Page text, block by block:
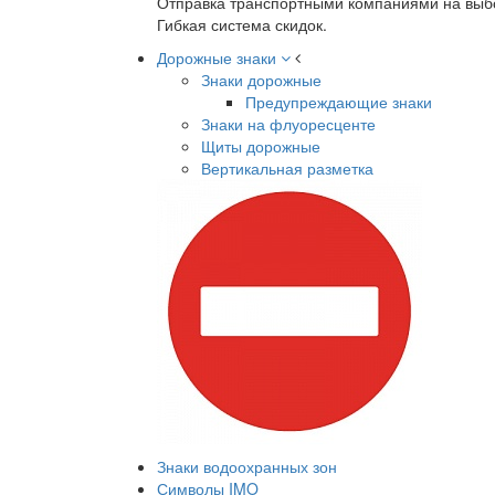
Гибкая система скидок.
Дорожные знаки
Знаки дорожные
Предупреждающие знаки
Знаки на флуоресценте
Щиты дорожные
Вертикальная разметка
Знаки водоохранных зон
Символы IMO